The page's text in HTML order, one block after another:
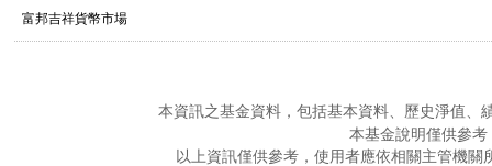
富邦吉祥貨幣市場
本資訊之基金資料，包括基本資料、歷史淨值、
本基金說明僅供參
以上資訊僅供參考，使用者應依相關主管機